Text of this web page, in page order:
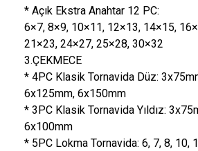
* Açık Ekstra Anahtar 12 PC:
6×7, 8×9, 10×11, 12×13, 14×15,
21×23, 24×27, 25×28, 30×32
3.ÇEKMECE
* 4PC Klasik Tornavida Düz:
6x125mm, 6x150mm
* 3PC Klasik Tornavida Yıldız:
6x100mm
* 5PC Lokma Tornavida: 6, 7, 8, 10,